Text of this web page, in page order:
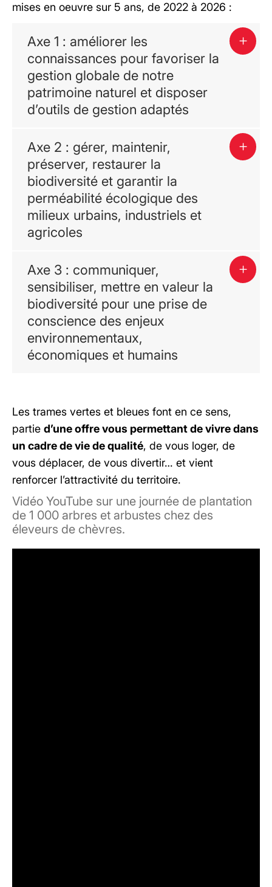
mises en oeuvre sur 5 ans, de 2022 à 2026 :
Axe 1 : améliorer les
connaissances pour favoriser la
gestion globale de notre
patrimoine naturel et disposer
d’outils de gestion adaptés
Axe 2 : gérer, maintenir,
préserver, restaurer la
biodiversité et garantir la
perméabilité écologique des
milieux urbains, industriels et
agricoles
Axe 3 : communiquer,
sensibiliser, mettre en valeur la
biodiversité pour une prise de
conscience des enjeux
environnementaux,
économiques et humains
Les trames vertes et bleues font en ce sens,
partie d’une offre vous permettant de vivre dans
un cadre de vie de qualité, de vous loger, de
vous déplacer, de vous divertir… et vient
renforcer l’attractivité du territoire.
Vidéo YouTube sur une journée de plantation
de 1 000 arbres et arbustes chez des
éleveurs de chèvres.